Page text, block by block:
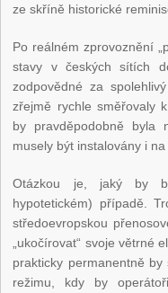
ze skříně historické
Po reálném zprovoznění
stavy v českých sítích
zodpovědné za
zřejmě rychle směřovaly
by pravděpodobně byla
musely být instalovány i
Otázkou je, jaký by
hypotetickém) případě.
středoevropskou
„ukočírovat“ svoje větrné
prakticky permanentně
režimu, kdy by